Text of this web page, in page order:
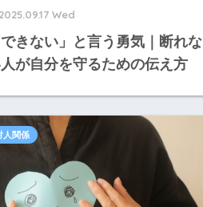
2025.09.17 Wed
できない」と言う勇気｜断れな
が自分を守るための伝え方
人関係